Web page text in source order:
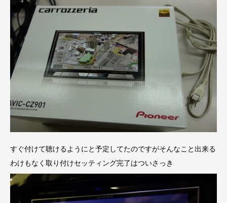
すぐ付けて聴けるようにと予定してたのですがそんなこと出来る
わけもなく取り付けセッティング完了はついさっき